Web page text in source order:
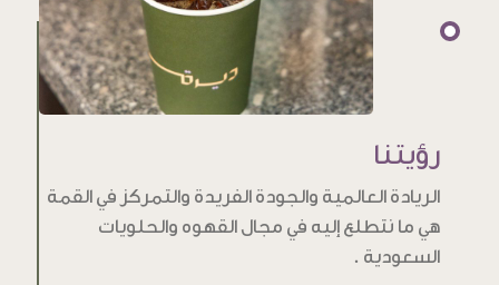
رؤيتنا
الريادة العالمية والجودة الفريدة والتمركز في القمة
هي ما نتطلع إليه في مجال القهوه والحلويات
السعودية .